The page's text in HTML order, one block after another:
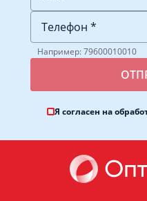
Например: 79600010010
Я согласен на